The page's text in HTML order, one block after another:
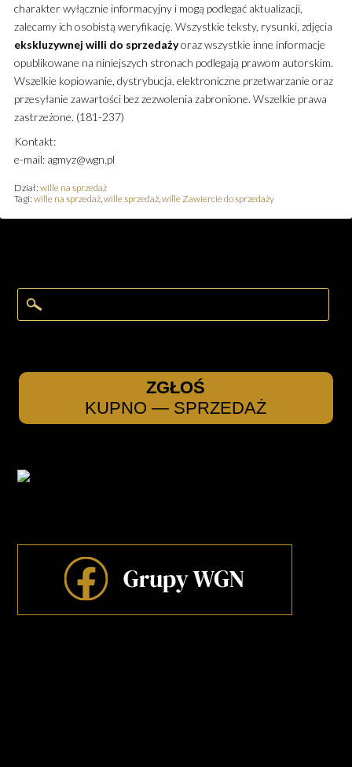
charakter wyłącznie informacyjny i mogą podlegać aktualizacji,
zalecamy ich osobistą weryfikację. Wszystkie teksty, rysunki, zdjęcia
ekskluzywnej willi do sprzedażyoraz wszystkie inne informacje
opublikowane na niniejszych stronach podlegają prawom autorskim.
Wszelkie kopiowanie, dystrybucja, elektroniczne przetwarzanie oraz
przesyłanie zawartości bez zezwolenia zabronione. Wszelkie prawa
zastrzeżone. (181-237)
Kontakt:
e-mail: agmyz@wgn.pl
Dział: wille na sprzedaż
Tagi: wille na sprzedaż, wille sprzedaż, wille Zawiercie do sprzedaży
ZGŁOŚ
KUPNO — SPRZEDAŻ